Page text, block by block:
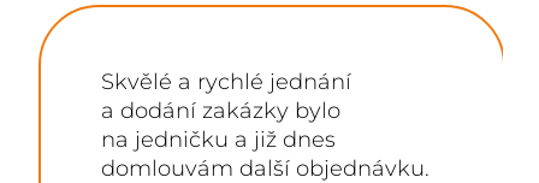
Skvělé a rychlé jednání
a dodání zakázky bylo
na jedničku a již dnes
domlouvám další objednávku.